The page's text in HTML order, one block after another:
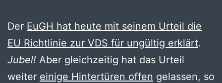
Der EuGH hat heute mit seinem Urteil die
EU Richtlinie zur VDS für ungültig erklärt.
Jubel! Aber gleichzeitig hat das Urteil
weiter einige Hintertüren offen gelassen, so